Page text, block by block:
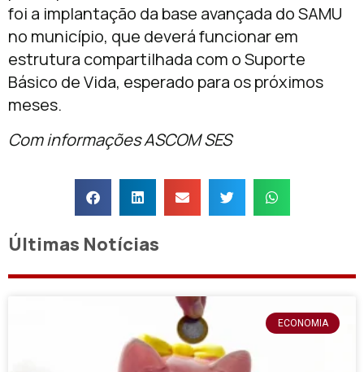
foi a implantação da base avançada do SAMU
no município, que deverá funcionar em
estrutura compartilhada com o Suporte
Básico de Vida, esperado para os próximos
meses.
Com informações ASCOM SES
Últimas Notícias
ECONOMIA